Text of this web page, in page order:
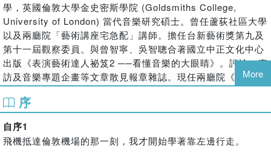
音樂篇：當百年風華的皇家歌劇院搭上Twitter風潮，中生代的
皇家節慶音樂廳也煥然一新；當國王十字不再被哈利波特的九
又四分之三月臺獨佔，全新落成的音樂地標再度擄獲樂迷的芳
心；當利物浦隨處瀰漫著披頭四的歌聲，百變的皇家亞伯特廳
也傳來了眾聲齊High的《威風凜凜》進行曲。漫步在最新鮮的
英倫音樂地圖上，且讓音樂達人李秋玫帶你按圖索驥，聆聽英
國的聲音。
舞蹈篇
學，英國倫敦大學金史密斯學院 (Goldsmiths College,
University of London) 當代音樂研究碩士。曾任蘆荻社區大學
以及兩廳院「藝術講座宅急配」講師。擔任台新藝術獎第九及
第十一屆觀察委員。與曾智寧、吳智聰合著國立中正文化中心
出版《表演藝術達人祕笈2 ──看懂音樂的大眼睛》。評論、專
訪及音樂專題企畫等文章散見報章雜誌。現任兩廳院《PAR表
演藝術雜誌》音樂企劃文編。
戴君安
英國瑟瑞大學舞蹈研究博士。現任臺南應用科技大學舞蹈系專
任副教授 (1992- )，專長領域為舞蹈教育、舞蹈史及舞蹈之跨
More
序
自序1
飛機抵達倫敦機場的那一刻，我才開始學著靠左邊行走。